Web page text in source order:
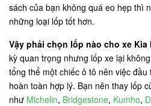
sách của bạn không quá eo hẹp thì
những loại lốp tốt hơn.
Vậy phải chọn lốp nào cho xe Kia
kỳ quan trọng nhưng lốp xe lại
tổng thể một chiếc ô tô nên việc
hoàn toàn hợp lý. Bạn nên thay lốp
như Michelin, Bridgestone, Kumho,